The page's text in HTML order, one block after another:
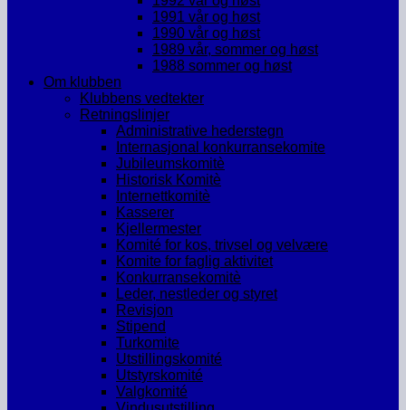
1991 vår og høst
1990 vår og høst
1989 vår, sommer og høst
1988 sommer og høst
Om klubben
Klubbens vedtekter
Retningslinjer
Administrative hederstegn
Internasjonal konkurransekomite
Jubileumskomitè
Historisk Komitè
Internettkomitè
Kasserer
Kjellermester
Komité for kos, trivsel og velvære
Komite for faglig aktivitet
Konkurransekomitè
Leder, nestleder og styret
Revisjon
Stipend
Turkomite
Utstillingskomité
Utstyrskomité
Valgkomité